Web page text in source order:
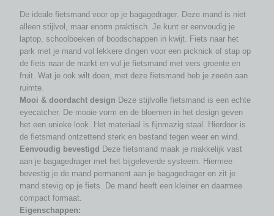
De ideale fietsmand voor op je bagagedrager. Deze mand is niet
alleen stijlvol, maar enorm praktisch. Je kunt er eenvoudig je
laptop, schoolboeken of boodschappen in kwijt. Fiets naar het
park met je mand vol lekkere dingen voor een picknick of stap op
de fiets naar de markt en vul je fietsmand met vers groente en
fruit. Wat je ook wilt doen, met deze fietsmand heb je zeeën aan
ruimte.
Mooi & doordacht design Deze stijlvolle fietsmand is een echte
eyecatcher. De mooie vorm en de bloemen in het design geven
het een unieke look. Het materiaal is fijnmazig staal. Hierdoor is
de fietsmand ontzettend sterk en bestand tegen weer en wind.
Eenvoudig bevestigd Deze fietsmand maak je makkelijk vast
aan je bagagedrager met het bijgeleverde systeem. Hiermee
bevestig je de mand permanent aan je bagagedrager en zit je
mand stevig op je fiets. De mand heeft een kleiner en daarmee
compact formaat.
Eigenschappen: